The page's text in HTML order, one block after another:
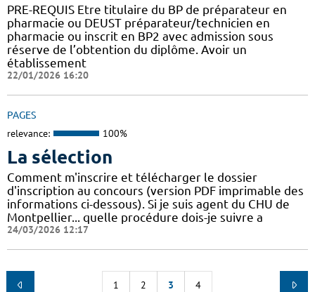
PRE-REQUIS Etre titulaire du BP de préparateur en
pharmacie ou DEUST préparateur/technicien en
pharmacie ou inscrit en BP2 avec admission sous
réserve de l’obtention du diplôme. Avoir un
établissement
22/01/2026 16:20
PAGES
relevance: 100%
La sélection
Comment m'inscrire et télécharger le dossier
d'inscription au concours (version PDF imprimable des
informations ci-dessous). Si je suis agent du CHU de
Montpellier... quelle procédure dois-je suivre a
24/03/2026 12:17
1 2 3 4